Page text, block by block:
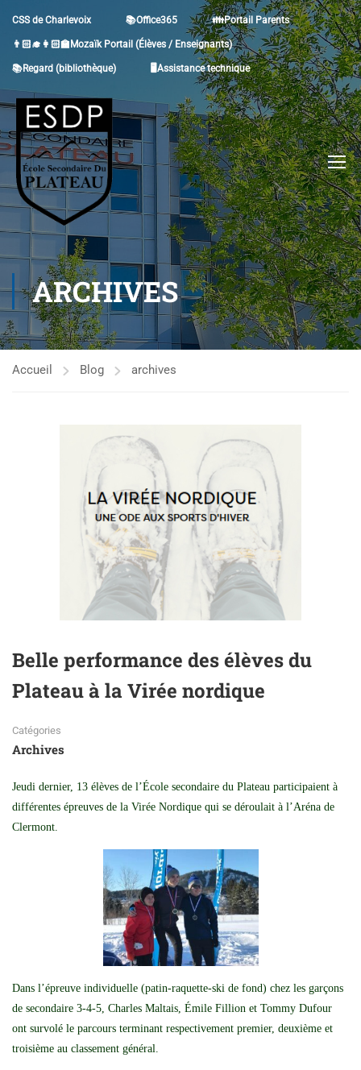
CSS de Charlevoix 📚Office365 👪Portail Parents
👨🏻‍🎓👩🏻‍🏫Mozaïk Portail (Élèves / Enseignants)
📚Regard (bibliothèque) 🖥Assistance technique
ARCHIVES
Accueil Blog archives
Belle performance des élèves du
Plateau à la Virée nordique
Catégories
Archives
Jeudi dernier, 13 élèves de l’École secondaire du Plateau participaient à
différentes épreuves de la Virée Nordique qui se déroulait à l’Aréna de
Clermont.
Dans l’épreuve individuelle (patin-raquette-ski de fond) chez les garçons
de secondaire 3-4-5, Charles Maltais, Émile Fillion et Tommy Dufour
ont survolé le parcours terminant respectivement premier, deuxième et
troisième au classement général.